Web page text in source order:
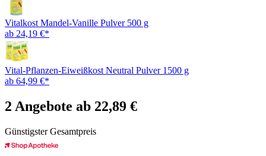
Vitalkost Mandel-Vanille Pulver 500 g
ab 24,19 €*
Vital-Pflanzen-Eiweißkost Neutral Pulver 1500 g
ab 64,99 €*
2 Angebote ab 22,89 €
Günstigster Gesamtpreis